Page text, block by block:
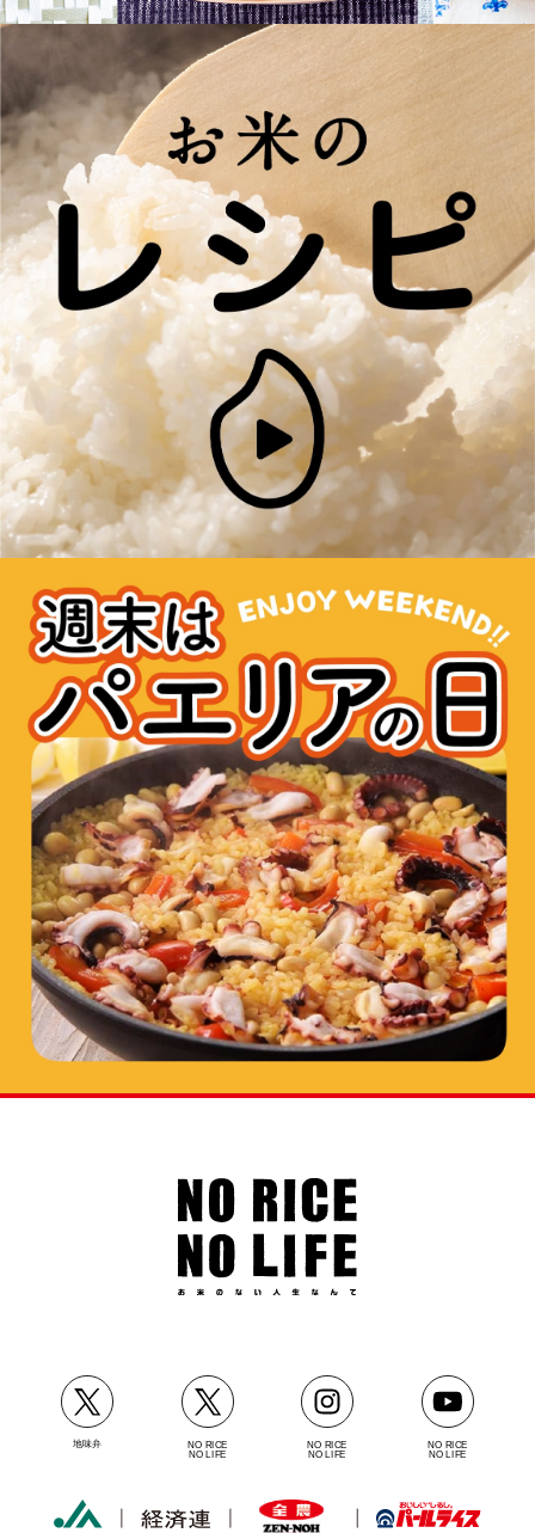
地味弁
NO RICE
NO LIFE
NO RICE
NO LIFE
NO RICE
NO LIFE